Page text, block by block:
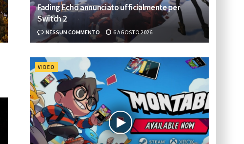
Fading Echo annunciato ufficialmente per
Switch 2
NESSUN COMMENTO 6 AGOSTO 2026
VIDEO